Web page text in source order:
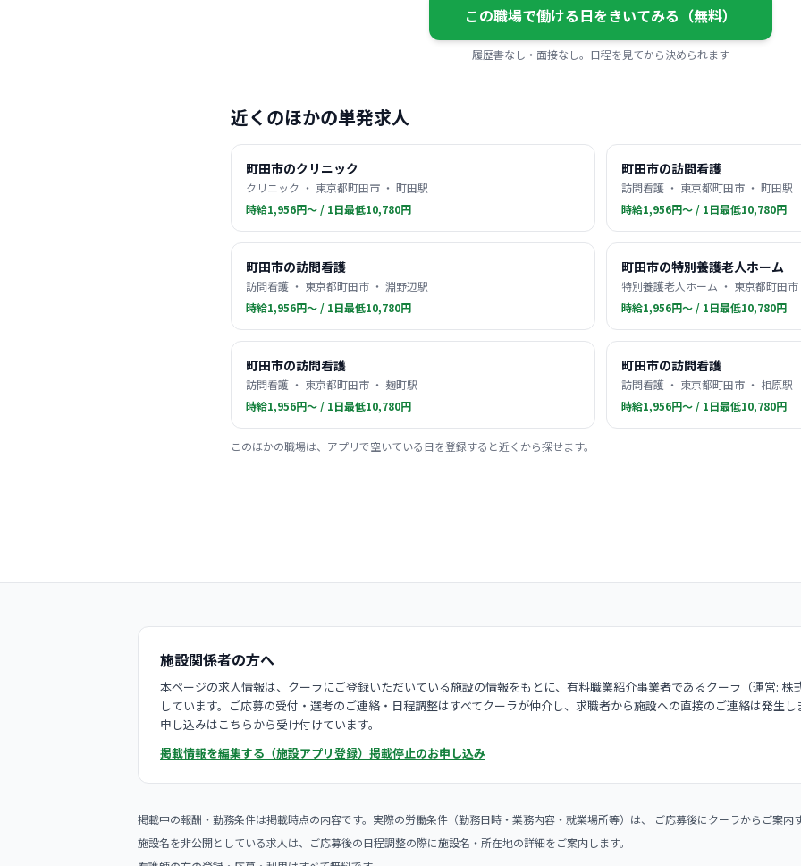
この職場で働ける日をきいてみる（無料）
履歴書なし・面接なし。日程を見てから決められます
近くのほかの単発求人
町田市のクリニック
クリニック ・ 東京都町田市 ・ 町田駅
時給1,956円〜 / 1日最低10,780円
町田市の訪問看護
訪問看護 ・ 東京都町田市 ・ 町田駅
時給1,956円〜 / 1日最低10,780円
町田市の訪問看護
訪問看護 ・ 東京都町田市 ・ 淵野辺駅
時給1,956円〜 / 1日最低10,780円
町田市の特別養護老人ホーム
特別養護老人ホーム ・ 東京都町田
時給1,956円〜 / 1日最低10,780円
町田市の訪問看護
訪問看護 ・ 東京都町田市 ・ 麹町駅
時給1,956円〜 / 1日最低10,780円
町田市の訪問看護
訪問看護 ・ 東京都町田市 ・ 相原駅
時給1,956円〜 / 1日最低10,780円
このほかの職場は、アプリで空いている日を登録すると近くから探せます。
施設関係者の方へ
本ページの求人情報は、クーラにご登録いただいている施設の情報をもとに、有料職業紹介事業者であるクーラ（運営:
しています。ご応募の受付・選考のご連絡・日程調整はすべてクーラが仲介し、求職者から施設への直接のご連絡は発生
申し込みはこちらから受け付けています。
掲載情報を編集する（施設アプリ登録） 掲載停止のお申し込み
掲載中の報酬・勤務条件は掲載時点の内容です。実際の労働条件（勤務日時・業務内容・就業場所等）は、 ご応募後にクーラからご案内
施設名を非公開としている求人は、ご応募後の日程調整の際に施設名・所在地の詳細をご案内します。